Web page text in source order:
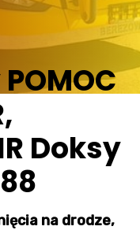
Doksy
na drodze,